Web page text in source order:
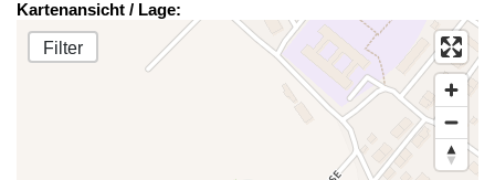
Kartenansicht / Lage:
Filter